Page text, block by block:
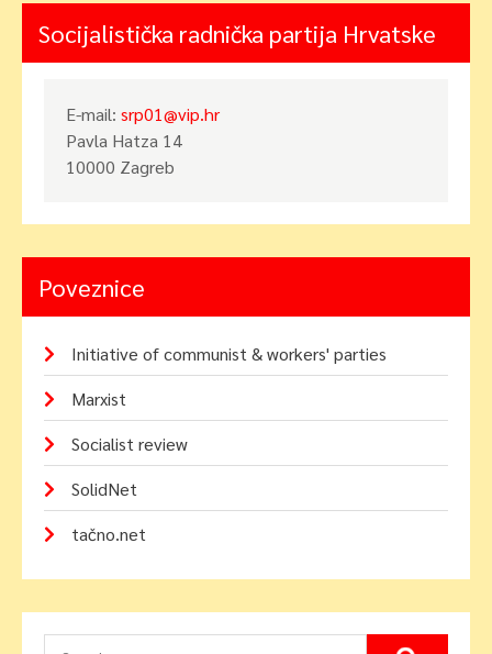
Socijalistička radnička partija Hrvatske
E-mail: srp01@vip.hr
Pavla Hatza 14
10000 Zagreb
Poveznice
Initiative of communist & workers' parties
Marxist
Socialist review
SolidNet
tačno.net